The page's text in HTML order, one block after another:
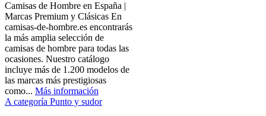
Camisas de Hombre en España |
Marcas Premium y Clásicas En
camisas-de-hombre.es encontrarás
la más amplia selección de
camisas de hombre para todas las
ocasiones. Nuestro catálogo
incluye más de 1.200 modelos de
las marcas más prestigiosas
como... Más información
A categoría Punto y sudor